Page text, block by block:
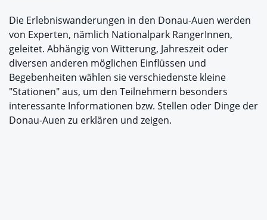
Die Erlebniswanderungen in den Donau-Auen werden
von Experten, nämlich Nationalpark RangerInnen,
geleitet. Abhängig von Witterung, Jahreszeit oder
diversen anderen möglichen Einflüssen und
Begebenheiten wählen sie verschiedenste kleine
"Stationen" aus, um den Teilnehmern besonders
interessante Informationen bzw. Stellen oder Dinge der
Donau-Auen zu erklären und zeigen.